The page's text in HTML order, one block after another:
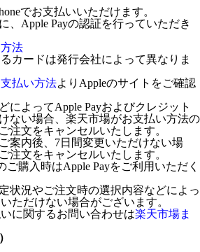
でお支払いいただけます。
、Apple Payの認証を行っていただき
法
カードは発行会社によって異なりま
払い方法よりAppleのサイトをご確認
によってApple Payおよびクレジット
ない場合、楽天市場がお支払い方法の
注文をキャンセルいたします。
案内後、7日間変更いただけない場
注文をキャンセルいたします。
ご購入時はApple Payをご利用いただく
状況やご注文時の選択内容などによっ
ただけない場合がございます。
に関するお問い合わせは楽天市場ま